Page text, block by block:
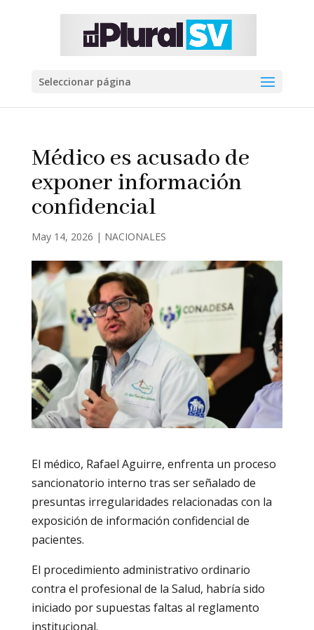
Seleccionar página
Médico es acusado de
exponer información
confidencial
May 14, 2026 | NACIONALES
El médico, Rafael Aguirre, enfrenta un proceso
sancionatorio interno tras ser señalado de
presuntas irregularidades relacionadas con la
exposición de información confidencial de
pacientes.
El procedimiento administrativo ordinario
contra el profesional de la Salud, habría sido
iniciado por supuestas faltas al reglamento
institucional.